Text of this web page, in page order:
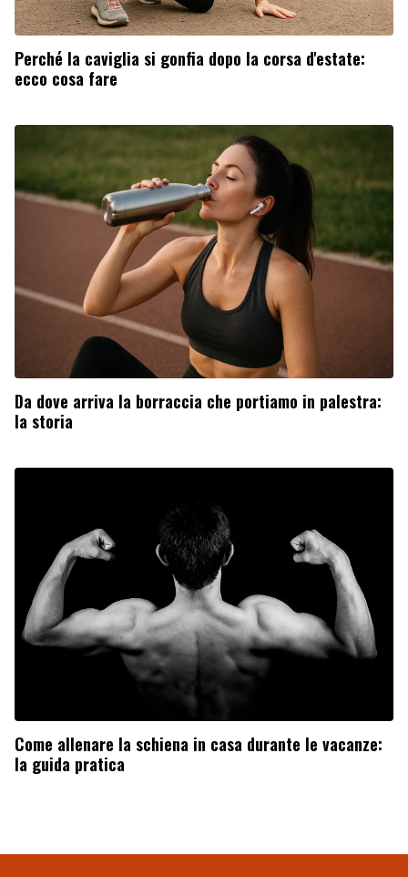
Perché la caviglia si gonfia dopo la corsa d'estate:
ecco cosa fare
Da dove arriva la borraccia che portiamo in palestra:
la storia
Come allenare la schiena in casa durante le vacanze:
la guida pratica